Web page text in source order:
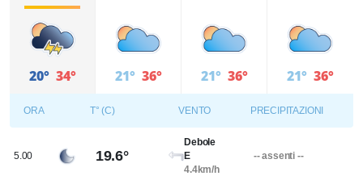
20° 34° 21° 36° 21° 36° 21° 36°
ORA T° (C) VENTO PRECIPITAZIONI
5.00 19.6°
Debole
E
4.4km/h
-- assenti --